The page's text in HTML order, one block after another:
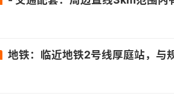
地铁：临近地铁2号线厚庭站，与规划中的8号线、BRT4号线无缝接驳。